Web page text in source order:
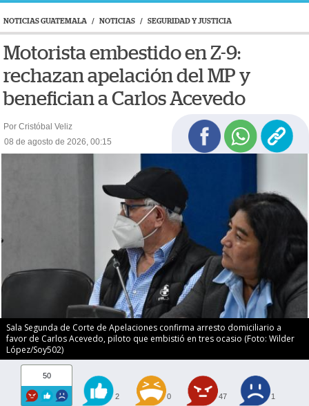
NOTICIAS GUATEMALA / NOTICIAS / SEGURIDAD Y JUSTICIA
Motorista embestido en Z-9:
rechazan apelación del MP y
benefician a Carlos Acevedo
Por Cristóbal Veliz
08 de agosto de 2026, 00:15
Sala Segunda de Corte de Apelaciones confirma arresto domiciliario a
favor de Carlos Acevedo, piloto que embistió en tres ocasio (Foto: Wilder
López/Soy502)
50
2 0 47 1